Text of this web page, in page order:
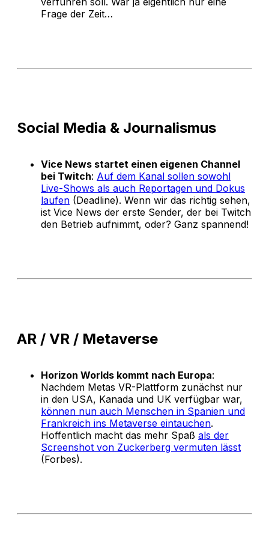
Frage der Zeit…
Social Media & Journalismus
Vice News startet einen eigenen Channel
bei Twitch: Auf dem Kanal sollen sowohl
Live-Shows als auch Reportagen und Dokus
laufen (Deadline). Wenn wir das richtig sehen,
ist Vice News der erste Sender, der bei Twitch
den Betrieb aufnimmt, oder? Ganz spannend!
AR / VR / Metaverse
Horizon Worlds kommt nach Europa:
Nachdem Metas VR-Plattform zunächst nur
in den USA, Kanada und UK verfügbar war,
können nun auch Menschen in Spanien und
Frankreich ins Metaverse eintauchen.
Hoffentlich macht das mehr Spaß als der
Screenshot von Zuckerberg vermuten lässt
(Forbes).